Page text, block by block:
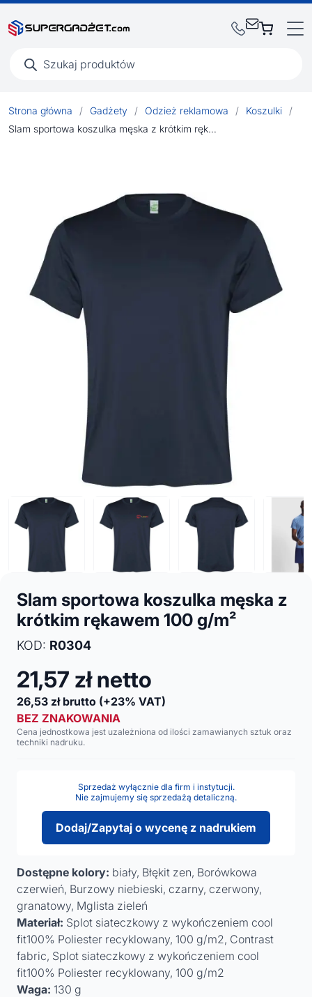
produktów
Strona główna / Gadżety / Odzież reklamowa / Koszulki
/
Slam sportowa koszulka męska z krótkim rękawem 100 g/m²
Slam sportowa koszulka męska z
krótkim rękawem 100 g/m²
KOD: R0304
21,57 zł netto
26,53 zł brutto (+23% VAT)
BEZ ZNAKOWANIA
Cena jednostkowa jest uzależniona od ilości zamawianych sztuk oraz
techniki nadruku.
Sprzedaż wyłącznie dla firm i instytucji.
Nie zajmujemy się sprzedażą detaliczną.
Dodaj/Zapytaj o wycenę z nadrukiem
Dostępne kolory: biały, Błękit zen, Borówkowa
czerwień, Burzowy niebieski, czarny, czerwony,
granatowy, Mglista zieleń
Materiał: Splot siateczkowy z wykończeniem cool
fit100% Poliester recyklowany, 100 g/m2, Contrast
fabric, Splot siateczkowy z wykończeniem cool
fit100% Poliester recyklowany, 100 g/m2
Waga: 130 g